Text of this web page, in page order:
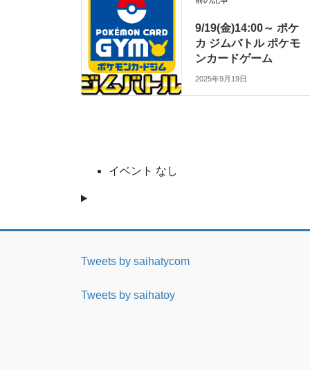
9/19(金)14:00～ ポケ
カ ジムバトル ポケモ
ンカードゲーム
2025年9月19日
イベント なし
Tweets by saihatycom
Tweets by saihatoy